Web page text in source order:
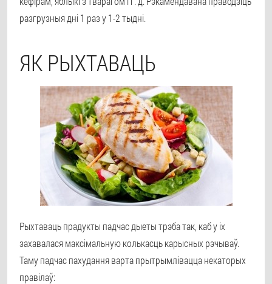
разгрузныя дні 1 раз у 1-2 тыдні.
ЯК РЫХТАВАЦЬ
Рыхтаваць прадукты падчас дыеты трэба так, каб у іх
захавалася максімальную колькасць карысных рэчываў.
Таму падчас пахудання варта прытрымлівацца некаторых
правілаў: